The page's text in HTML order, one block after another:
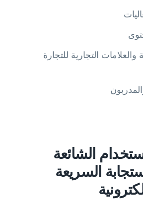
والعلامات التجارية للتجارة
الشائعة
السريعة